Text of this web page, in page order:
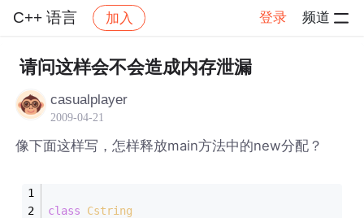
C++ 语言 加入 登录 频道
社区 C++ 语言 帖子详情
请问这样会不会造成内存泄漏
casualplayer
2009-04-21
像下面这样写，怎样释放main方法中的new分配？
class
Cstring